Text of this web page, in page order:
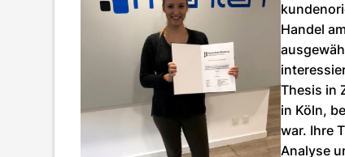
Handel
Thesis in
in Köln,
war. Ihre
Analyse